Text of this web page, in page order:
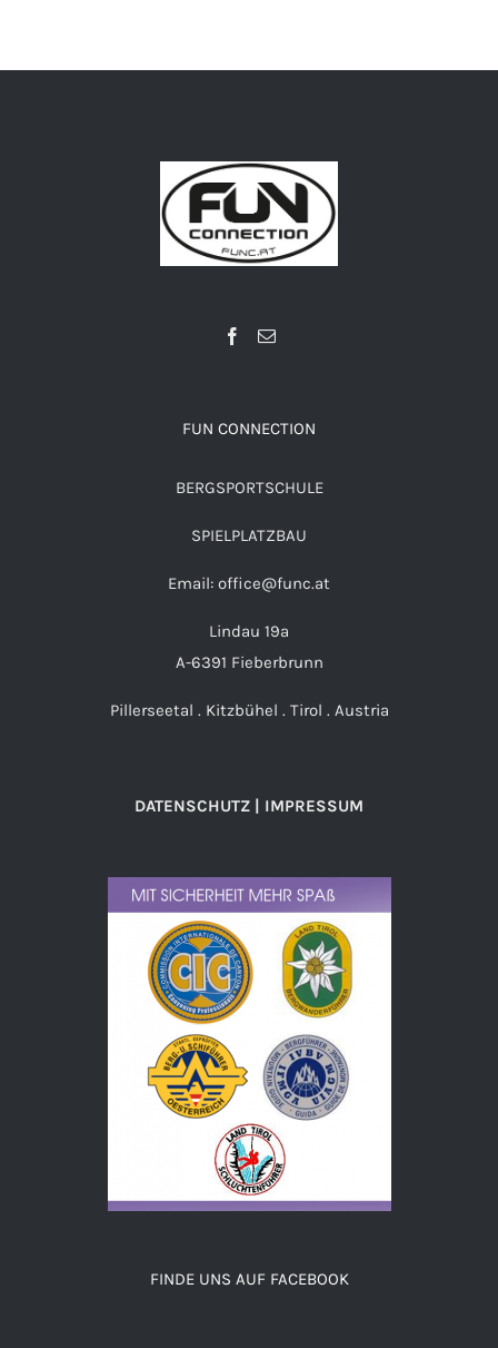
FUN CONNECTION
BERGSPORTSCHULE
SPIELPLATZBAU
Email: office@func.at
Lindau 19a
A-6391 Fieberbrunn
Pillerseetal . Kitzbühel . Tirol . Austria
DATENSCHUTZ | IMPRESSUM
FINDE UNS AUF FACEBOOK